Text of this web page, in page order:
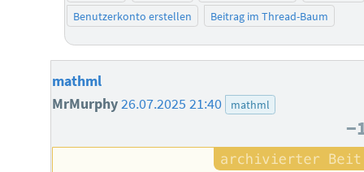
Benutzerkonto erstellen
Beitrag im Thread-Baum
mathml
MrMurphy26.07.2025 21:40 mathml